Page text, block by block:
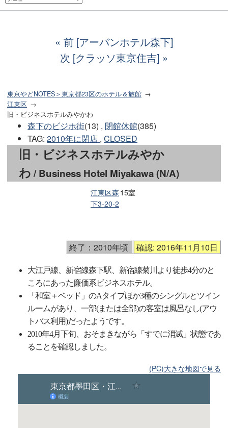
前 [アーバンホテル森下]
次 [クラッソ東京住吉]
東京やどNOTES＞東京都23区のホテル＆旅館
江東区
旧・ビジネスホテルみやかわ
森下のビジホ街(13) , 閉館休館(385)
TAG: 2010年に閉店 , CLOSED
旧・ビジネスホテルみやか
わ / Business Hotel Miyakawa (N/A)
15室
江東区森
下3-20-2
終了：2010年頃 確認: 2016年11月10日
大江戸線、新宿線森下駅、新宿線菊川より徒歩4分のと
ころにあった廉価系ビジネスホテル。
「和室＋ベッド」のAタイプほか3種のシングルとツイン
ルームがあり、一部(または全部)の客室は風呂なし(アウ
トバス利用)だったようです。
2010年4月下旬、おそまきながら「すでに消滅」状態であ
ることを確認しました。
(PC)大きな地図で見る